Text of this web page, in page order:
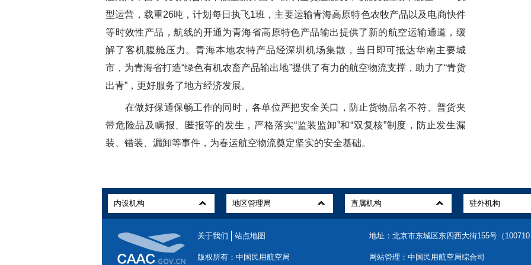
型运营，载重26吨，计划每日执飞1班，主要运输青海高原特色农牧产品以及电商快件
等时效性产品，航线的开通为青海省高原特色产品输出提供了新的航空运输通道，缓
解了客机腹舱压力。青海本地农特产品经深圳机场集散，当日即可抵达华南主要城
市，为青海省打造“绿色有机农畜产品输出地”提供了有力的航空物流支撑，助力了“青货
出青”，更好服务了地方经济发展。
在做好保通保畅工作的同时，各单位严把安全关口，防止货物品名不符、普货夹
带危险品及瞒报、匿报等的发生，严格落实“监装监卸”和“双复核”制度，防止发生漏
装、错装、漏卸等事件，为春运航空物流奠定坚实的安全基础。
关于我们 站点地图 地址：北京市东城区东四西大街155号（
版权所有：中国民用航空局 网站管理：中国民用航空局综合司